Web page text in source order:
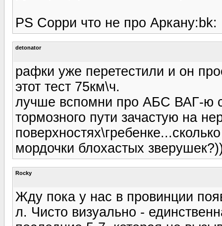
PS Сорри что не про Аркану:bk:
detonator
рафки уже перетестили и он
этот тест 75км\ч.
лучше вспомни про АБС ВАГ-ю с
тормозного пути зачастую на
мордочки блохастых
Rocky
Жду пока у нас в провинции
л. Чисто визуально -